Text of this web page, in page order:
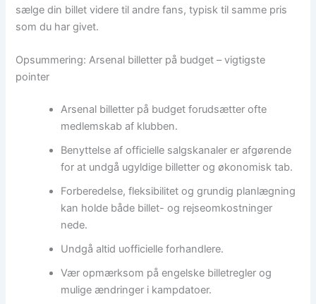
sælge din billet videre til andre fans, typisk til samme pris
som du har givet.
Opsummering: Arsenal billetter på budget – vigtigste
pointer
Arsenal billetter på budget forudsætter ofte
medlemskab af klubben.
Benyttelse af officielle salgskanaler er afgørende
for at undgå ugyldige billetter og økonomisk tab.
Forberedelse, fleksibilitet og grundig planlægning
kan holde både billet- og rejseomkostninger
nede.
Undgå altid uofficielle forhandlere.
Vær opmærksom på engelske billetregler og
mulige ændringer i kampdatoer.